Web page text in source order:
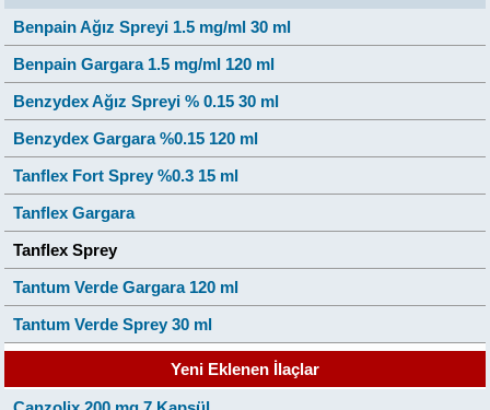
Benpain Ağız Spreyi 1.5 mg/ml 30 ml
Benpain Gargara 1.5 mg/ml 120 ml
Benzydex Ağız Spreyi % 0.15 30 ml
Benzydex Gargara %0.15 120 ml
Tanflex Fort Sprey %0.3 15 ml
Tanflex Gargara
Tanflex Sprey
Tantum Verde Gargara 120 ml
Tantum Verde Sprey 30 ml
Yeni Eklenen İlaçlar